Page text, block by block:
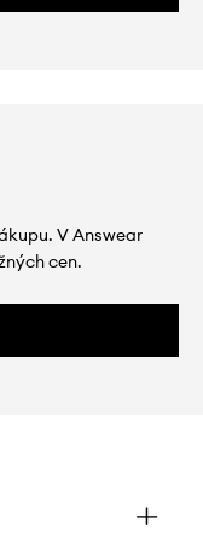
V Answear
cen.